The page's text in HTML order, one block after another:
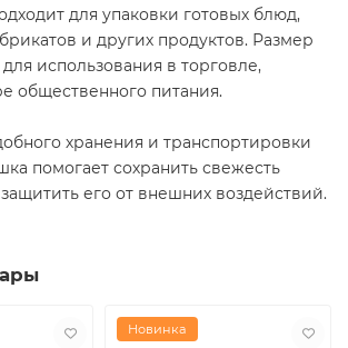
для упаковки готовых блюд,
и других продуктов. Размер
для использования в торговле,
общественного питания.
хранения и транспортировки
помогает сохранить свежесть
его от внешних воздействий.
Новинка